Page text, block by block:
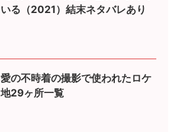
いる（2021）結末ネタバレあり
愛の不時着の撮影で使われたロケ
地29ヶ所一覧